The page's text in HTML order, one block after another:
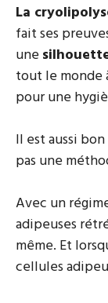
La
fait ses
une
tout le monde
pour une
Il est aussi
pas une
Avec un
adipeuses
même. Et
cellules